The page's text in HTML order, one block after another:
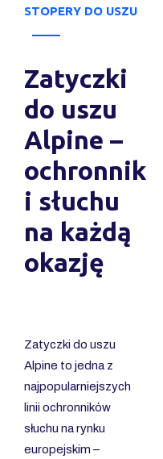
STOPERY DO USZU
Zatyczki
do uszu
Alpine –
ochronnik
i słuchu
na każdą
okazję
Zatyczki do uszu
Alpine to jedna z
najpopularniejszych
linii ochronników
słuchu na rynku
europejskim –